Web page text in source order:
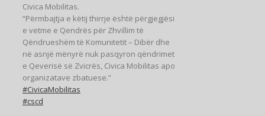
Civica Mobilitas.
“Përmbajtja e këtij thirrje është përgjegjësi
e vetme e Qendrës për Zhvillim të
Qëndrueshëm të Komunitetit – Dibër dhe
në asnjë mënyrë nuk pasqyron qëndrimet
e Qeverisë së Zvicrës, Civica Mobilitas apo
organizatave zbatuese.”
#CivicaMobilitas
#cscd